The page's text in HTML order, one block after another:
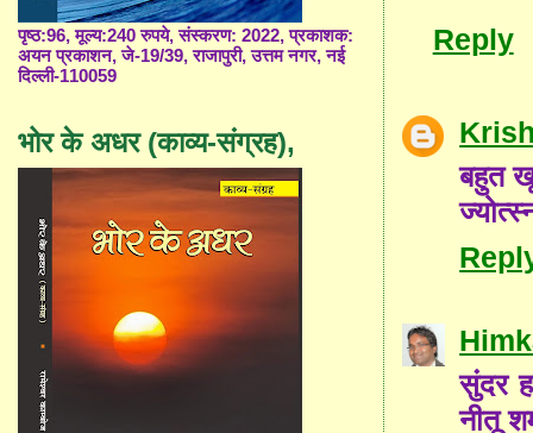
Reply
बहुत
सुंदर
नीतू
पृष्ठ:96, मूल्य:240 रुपये, संस्करण: 2022, प्रकाशक:
अयन प्रकाशन, जे-19/39, राजापुरी, उत्तम नगर, नई
दिल्ली-110059
भोर के अधर (काव्य-संग्रह),